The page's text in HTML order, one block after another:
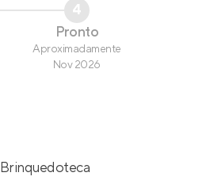
4
Pronto
Aproximadamente
Nov 2026
Brinquedoteca